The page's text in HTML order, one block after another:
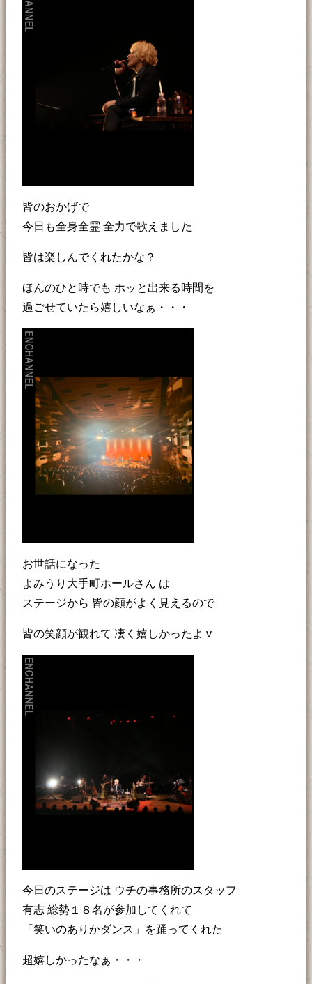
皆のおかげで
今日も全身全霊 全力で歌えました
皆は楽しんでくれたかな？
ほんのひと時でも ホッと出来る時間を
過ごせていたら嬉しいなぁ・・・
お世話になった
よみうり大手町ホールさん は
ステージから 皆の顔がよく見えるので
皆の笑顔が観れて 凄く嬉しかったよ v
今日のステージは ウチの事務所のスタッフ
有志 総勢１８名が参加してくれて
「笑いのありかダンス」を踊ってくれた
超嬉しかったなぁ・・・